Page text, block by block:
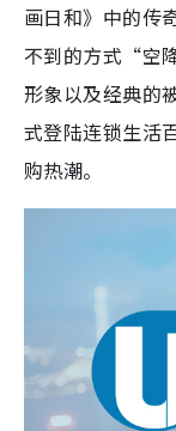
画日和》中的传
不到的方式“空
形象以及经典的
式登陆连锁生活
购热潮。